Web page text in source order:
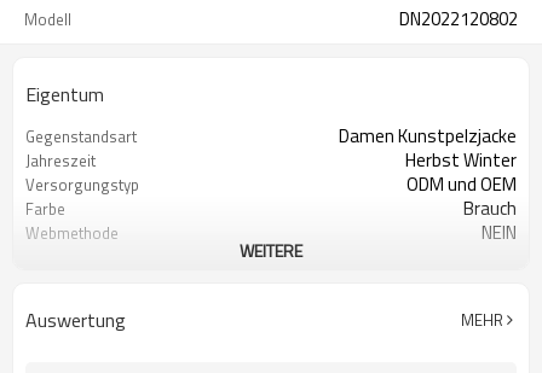
Modell DN2022120802
Eigentum
Gegenstandsart Damen Kunstpelzjacke
Jahreszeit Herbst Winter
Versorgungstyp ODM und OEM
Farbe Brauch
Webmethode NEIN
Füllung 100% Polyester
WEITERE
Auswertung MEHR